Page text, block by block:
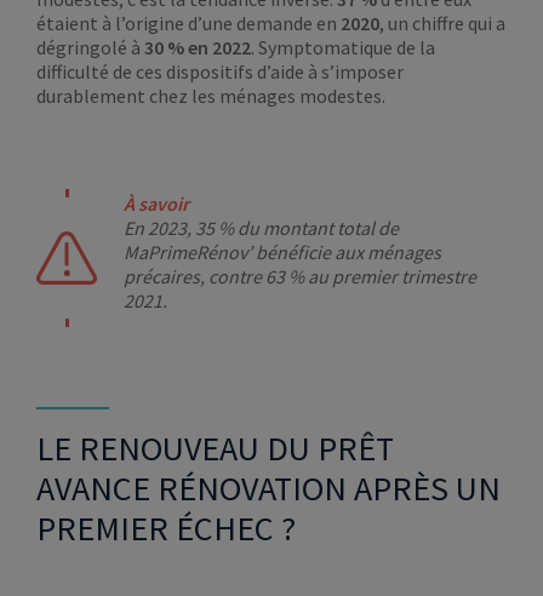
étaient à l’origine d’une demande en 2020, un chiffre qui a
dégringolé à 30 % en 2022. Symptomatique de la
difficulté de ces dispositifs d’aide à s’imposer
durablement chez les ménages modestes.
À savoir
En 2023, 35 % du montant total de
MaPrimeRénov’ bénéficie aux ménages
précaires, contre 63 % au premier trimestre
2021.
LE RENOUVEAU DU PRÊT
AVANCE RÉNOVATION APRÈS UN
PREMIER ÉCHEC ?